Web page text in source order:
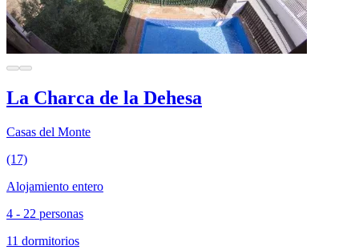
La Charca de la Dehesa
Casas del Monte
(17)
Alojamiento entero
4 - 22 personas
11 dormitorios